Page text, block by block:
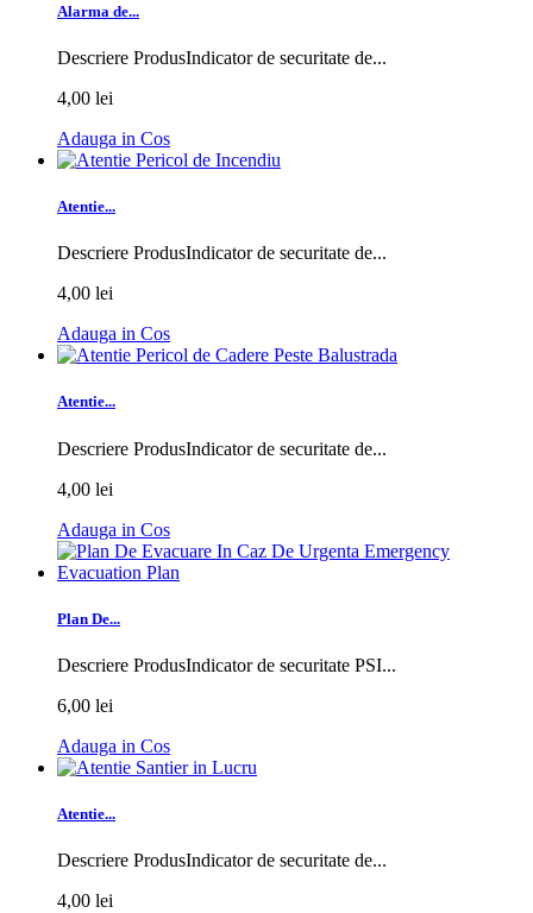
Alarma de...
Descriere ProdusIndicator de securitate de...
4,00 lei
Adauga in Cos
Atentie...
Descriere ProdusIndicator de securitate de...
4,00 lei
Adauga in Cos
Atentie...
Descriere ProdusIndicator de securitate de...
4,00 lei
Adauga in Cos
Plan De...
Descriere ProdusIndicator de securitate PSI...
6,00 lei
Adauga in Cos
Atentie...
Descriere ProdusIndicator de securitate de...
4,00 lei